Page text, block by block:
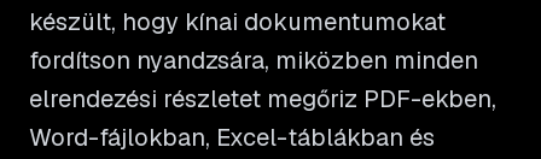
készült, hogy kínai dokumentumokat
fordítson nyandzsára, miközben minden
elrendezési részletet megőriz PDF-ekben,
Word-fájlokban, Excel-táblákban és